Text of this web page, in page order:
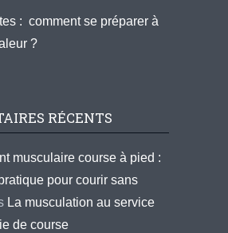
: comment se préparer à
?
RÉCENTS
musculaire course à pied :
pour courir sans
La musculation au service
de course